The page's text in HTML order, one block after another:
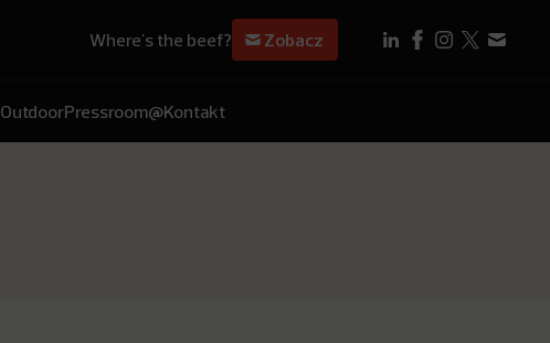
Where's the beef? Zobacz
OutdoorPressroom@Kontakt